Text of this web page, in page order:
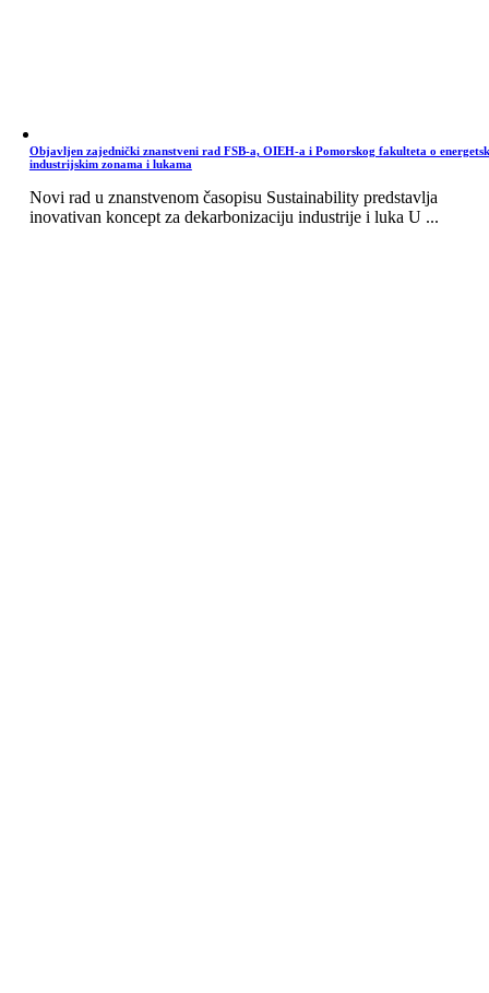
Objavljen zajednički znanstveni rad FSB-a, OIEH-a i Pomorskog fakulteta o
industrijskim zonama i lukama
Novi rad u znanstvenom časopisu Sustainability predstavlja
inovativan koncept za dekarbonizaciju industrije i luka U ...